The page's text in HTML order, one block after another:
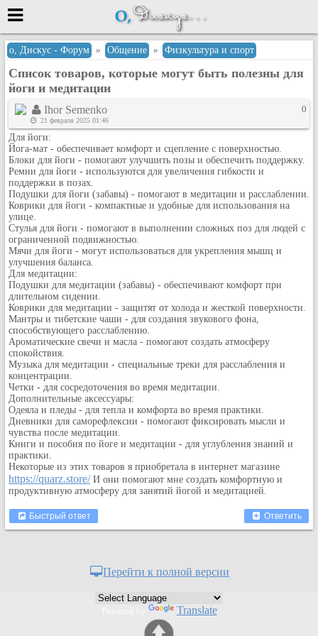
Меню
или войти через
Вход с 7ooo.ru
Регистрация
Забыли пароль?
Данные авторизации одинаковые с
сайтом 7ooo.ru
Форумы
Главная
Поиск
Новые сообщения
Беседы
Игры
Кулинария
Физкультура и спорт
Видео и Кино
Авто. Мото.
Космос
Домашние питомцы
Медицина
Компьютер
Ещё
Пользователи / Поиск
Группы
о, Дискус - Форум » Общение » Физкультура и спорт
Список товаров, которые могут быть полезны для
йоги и медитации
Ihor Semenko
21 февраля 2025 01:46
0
Для йоги:
Йога-мат - обеспечивает комфорт и сцепление с поверхностью.
Блоки для йоги - помогают улучшить позы и обеспечить поддержку.
Ремни для йоги - используются для увеличения гибкости и
поддержки в позах.
Подушки для йоги (забавы) - помогают в медитации и расслаблении.
Коврики для йоги - компактные и удобные для использования на
улице.
Стулья для йоги - помогают в выполнении сложных поз для людей с
ограниченной подвижностью.
Мячи для йоги - могут использоваться для укрепления мышц и
улучшения баланса.
Для медитации:
Подушки для медитации (забавы) - обеспечивают комфорт при
длительном сидении.
Коврики для медитации - защитят от холода и жесткой поверхности.
Мантры и тибетские чаши - для создания звукового фона,
способствующего расслаблению.
Ароматические свечи и масла - помогают создать атмосферу
спокойствия.
Музыка для медитации - специальные треки для расслабления и
концентрации.
Четки - для сосредоточения во время медитации.
Дополнительные аксессуары:
Одеяла и пледы - для тепла и комфорта во время практики.
Дневники для саморефлексии - помогают фиксировать мысли и
чувства после медитации.
Книги и пособия по йоге и медитации - для углубления знаний и
практики.
Некоторые из этих товаров я приобретала в интернет магазине
https://quarz.store/ И они помогают мне создать комфортную и
продуктивную атмосферу для занятий йогой и медитацией.
Быстрый ответ Ответить
Перейти к полной версии
Translate